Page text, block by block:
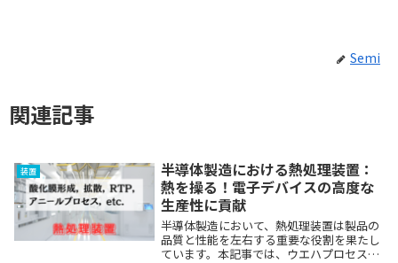
Semi
関連記事
装置
半導体製造における熱処理装置：
熱を操る！電子デバイスの高度な
生産性に貢献
半導体製造において、熱処理装置は製品の
品質と性能を左右する重要な役割を果たし
ています。本記事では、ウエハプロセスで